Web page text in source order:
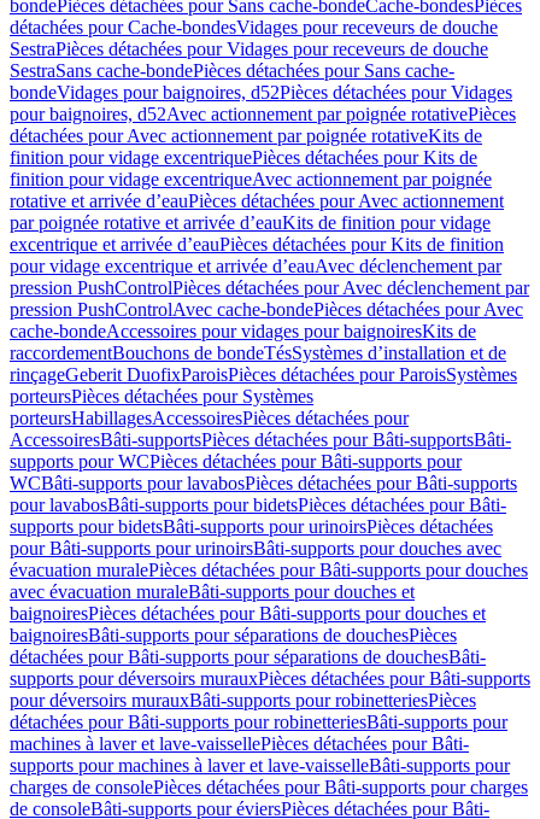
bondePièces détachées pour Sans cache-bondeCache-bondesPièces
détachées pour Cache-bondesVidages pour receveurs de douche
SestraPièces détachées pour Vidages pour receveurs de douche
SestraSans cache-bondePièces détachées pour Sans cache-
bondeVidages pour baignoires, d52Pièces détachées pour Vidages
pour baignoires, d52Avec actionnement par poignée rotativePièces
détachées pour Avec actionnement par poignée rotativeKits de
finition pour vidage excentriquePièces détachées pour Kits de
finition pour vidage excentriqueAvec actionnement par poignée
rotative et arrivée d’eauPièces détachées pour Avec actionnement
par poignée rotative et arrivée d’eauKits de finition pour vidage
excentrique et arrivée d’eauPièces détachées pour Kits de finition
pour vidage excentrique et arrivée d’eauAvec déclenchement par
pression PushControlPièces détachées pour Avec déclenchement par
pression PushControlAvec cache-bondePièces détachées pour Avec
cache-bondeAccessoires pour vidages pour baignoiresKits de
raccordementBouchons de bondeTésSystèmes d’installation et de
rinçageGeberit DuofixParoisPièces détachées pour ParoisSystèmes
porteursPièces détachées pour Systèmes
porteursHabillagesAccessoiresPièces détachées pour
AccessoiresBâti-supportsPièces détachées pour Bâti-supportsBâti-
supports pour WCPièces détachées pour Bâti-supports pour
WCBâti-supports pour lavabosPièces détachées pour Bâti-supports
pour lavabosBâti-supports pour bidetsPièces détachées pour Bâti-
supports pour bidetsBâti-supports pour urinoirsPièces détachées
pour Bâti-supports pour urinoirsBâti-supports pour douches avec
évacuation muralePièces détachées pour Bâti-supports pour douches
avec évacuation muraleBâti-supports pour douches et
baignoiresPièces détachées pour Bâti-supports pour douches et
baignoiresBâti-supports pour séparations de douchesPièces
détachées pour Bâti-supports pour séparations de douchesBâti-
supports pour déversoirs murauxPièces détachées pour Bâti-supports
pour déversoirs murauxBâti-supports pour robinetteriesPièces
détachées pour Bâti-supports pour robinetteriesBâti-supports pour
machines à laver et lave-vaissellePièces détachées pour Bâti-
supports pour machines à laver et lave-vaisselleBâti-supports pour
charges de consolePièces détachées pour Bâti-supports pour charges
de consoleBâti-supports pour éviersPièces détachées pour Bâti-